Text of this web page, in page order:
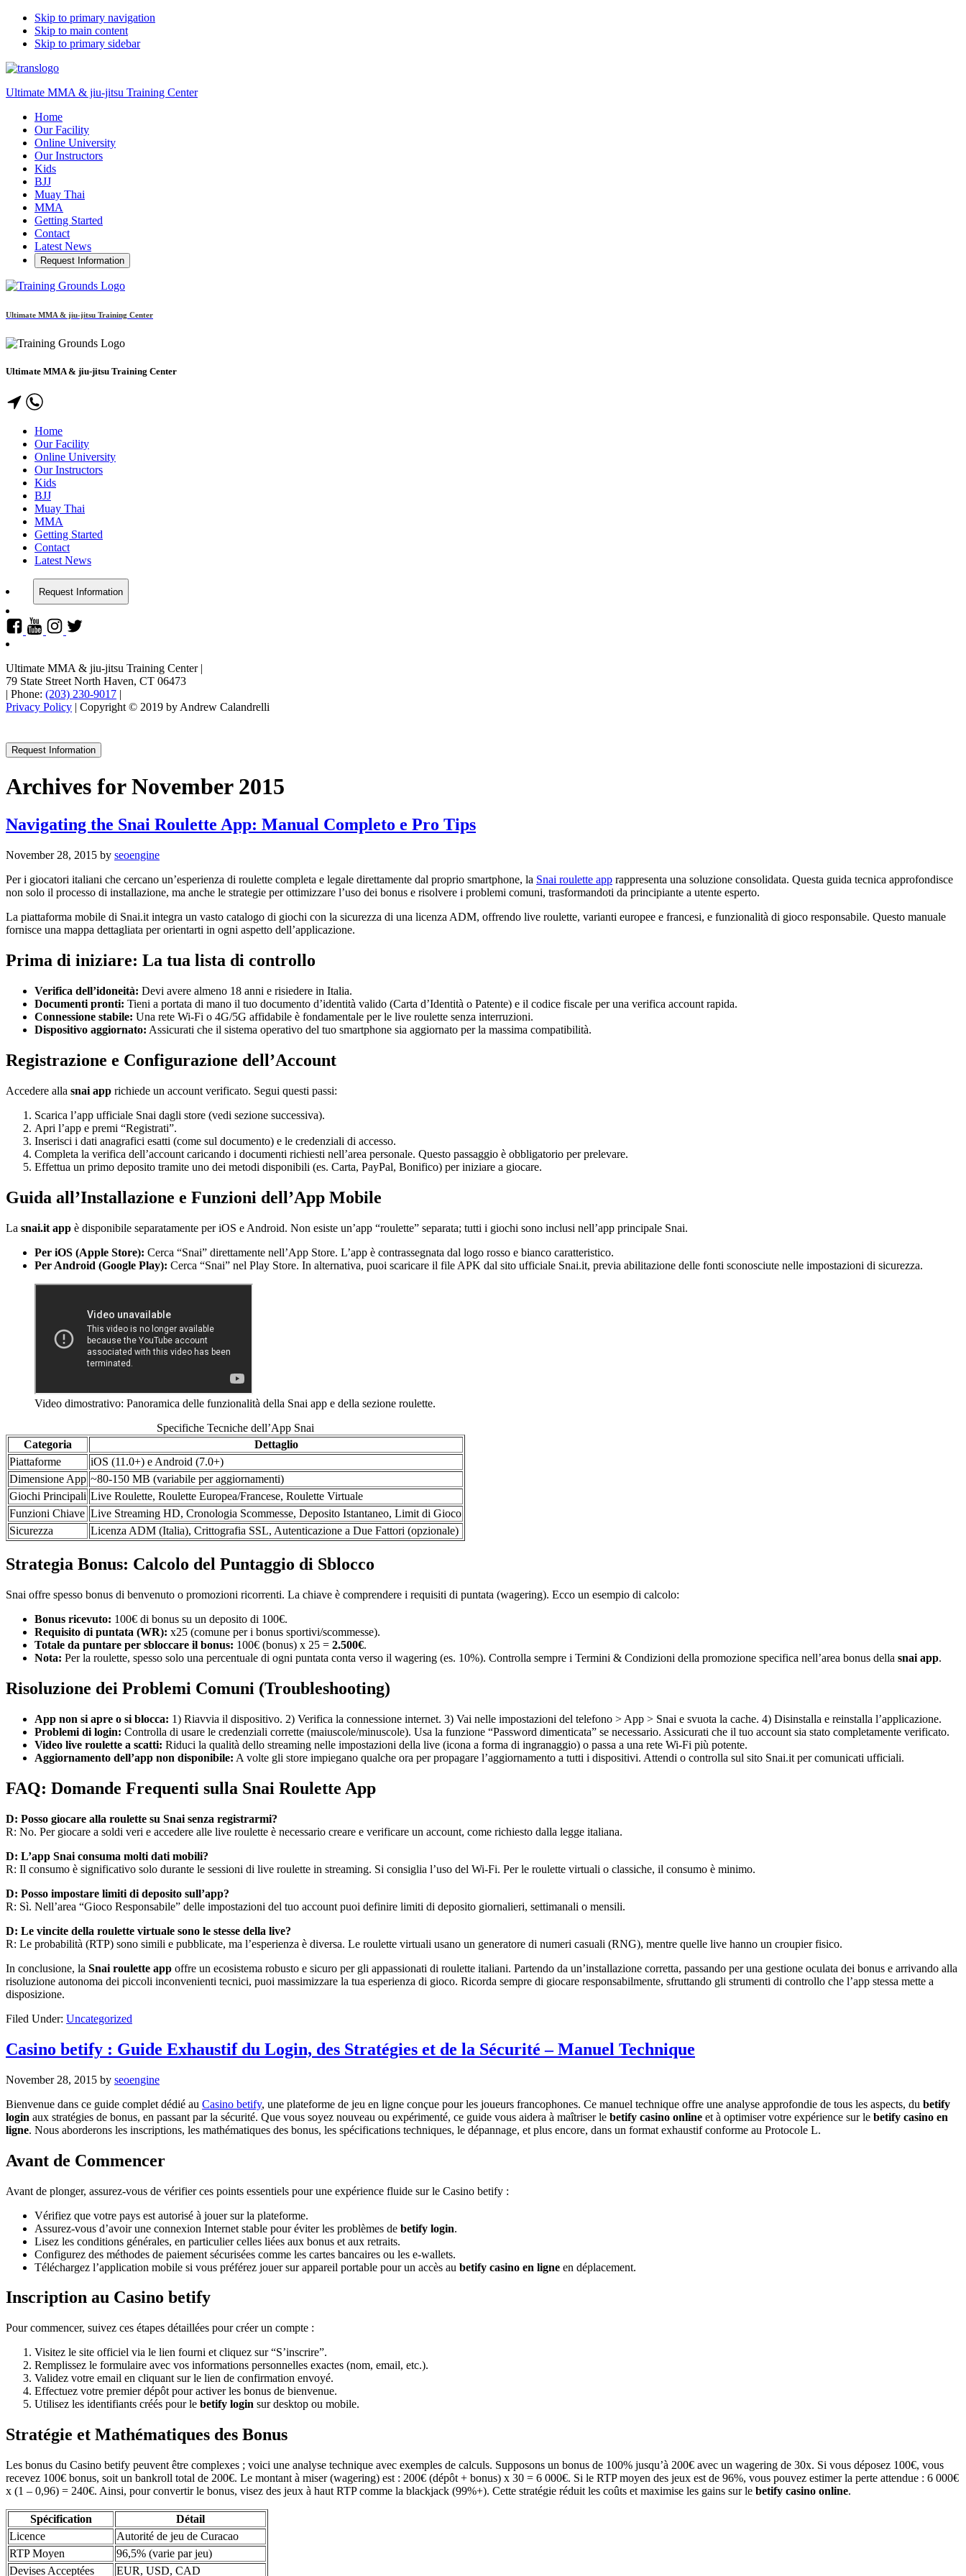
Skip to primary navigation
Skip to main content
Skip to primary sidebar
Ultimate MMA & jiu-jitsu Training Center
Home
Our Facility
Online University
Our Instructors
Kids
BJJ
Muay Thai
MMA
Getting Started
Contact
Latest News
Request Information
Ultimate MMA & jiu-jitsu Training Center
Ultimate MMA & jiu-jitsu Training Center
Home
Our Facility
Online University
Our Instructors
Kids
BJJ
Muay Thai
MMA
Getting Started
Contact
Latest News
Request Information
Ultimate MMA & jiu-jitsu Training Center|
79 State Street North Haven, CT 06473
| Phone: (203) 230-9017 |
Privacy Policy | Copyright © 2019 by Andrew Calandrelli
Request Information
Archives for November 2015
Navigating the Snai Roulette App: Manual Completo e Pro Tips
November 28, 2015 by seoengine
Per i giocatori italiani che cercano un’esperienza di roulette completa e legale direttamente dal proprio smartphone, la Snai roulette app rappresenta una soluzione consolidata. Questa guida tecnica approfondisce
non solo il processo di installazione, ma anche le strategie per ottimizzare l’uso dei bonus e risolvere i problemi comuni, trasformandoti da principiante a utente esperto.
La piattaforma mobile di Snai.it integra un vasto catalogo di giochi con la sicurezza di una licenza ADM, offrendo live roulette, varianti europee e francesi, e funzionalità di gioco responsabile. Questo manuale
fornisce una mappa dettagliata per orientarti in ogni aspetto dell’applicazione.
Prima di iniziare: La tua lista di controllo
Verifica dell’idoneità: Devi avere almeno 18 anni e risiedere in Italia.
Documenti pronti: Tieni a portata di mano il tuo documento d’identità valido (Carta d’Identità o Patente) e il codice fiscale per una verifica account rapida.
Connessione stabile: Una rete Wi-Fi o 4G/5G affidabile è fondamentale per le live roulette senza interruzioni.
Dispositivo aggiornato: Assicurati che il sistema operativo del tuo smartphone sia aggiornato per la massima compatibilità.
Registrazione e Configurazione dell’Account
Accedere alla snai app richiede un account verificato. Segui questi passi:
Scarica l’app ufficiale Snai dagli store (vedi sezione successiva).
Apri l’app e premi “Registrati”.
Inserisci i dati anagrafici esatti (come sul documento) e le credenziali di accesso.
Completa la verifica dell’account caricando i documenti richiesti nell’area personale. Questo passaggio è obbligatorio per prelevare.
Effettua un primo deposito tramite uno dei metodi disponibili (es. Carta, PayPal, Bonifico) per iniziare a giocare.
Guida all’Installazione e Funzioni dell’App Mobile
La snai.it app è disponibile separatamente per iOS e Android. Non esiste un’app “roulette” separata; tutti i giochi sono inclusi nell’app principale Snai.
Per iOS (Apple Store): Cerca “Snai” direttamente nell’App Store. L’app è contrassegnata dal logo rosso e bianco caratteristico.
Per Android (Google Play): Cerca “Snai” nel Play Store. In alternativa, puoi scaricare il file APK dal sito ufficiale Snai.it, previa abilitazione delle fonti sconosciute nelle impostazioni di sicurezza.
Video dimostrativo: Panoramica delle funzionalità della Snai app e della sezione roulette.
Specifiche Tecniche dell’App Snai
Categoria
Dettaglio
Piattaforme
iOS (11.0+) e Android (7.0+)
Dimensione App ~80-150 MB (variabile per aggiornamenti)
Giochi Principali Live Roulette, Roulette Europea/Francese, Roulette Virtuale
Funzioni Chiave Live Streaming HD, Cronologia Scommesse, Deposito Istantaneo, Limit di Gioco
Sicurezza
Licenza ADM (Italia), Crittografia SSL, Autenticazione a Due Fattori (opzionale)
Strategia Bonus: Calcolo del Puntaggio di Sblocco
Snai offre spesso bonus di benvenuto o promozioni ricorrenti. La chiave è comprendere i requisiti di puntata (wagering). Ecco un esempio di calcolo:
Bonus ricevuto: 100€ di bonus su un deposito di 100€.
Requisito di puntata (WR): x25 (comune per i bonus sportivi/scommesse).
Totale da puntare per sbloccare il bonus: 100€ (bonus) x 25 = 2.500€.
Nota: Per la roulette, spesso solo una percentuale di ogni puntata conta verso il wagering (es. 10%). Controlla sempre i Termini & Condizioni della promozione specifica nell’area bonus della snai app.
Risoluzione dei Problemi Comuni (Troubleshooting)
App non si apre o si blocca: 1) Riavvia il dispositivo. 2) Verifica la connessione internet. 3) Vai nelle impostazioni del telefono > App > Snai e svuota la cache. 4) Disinstalla e reinstalla l’applicazione.
Problemi di login: Controlla di usare le credenziali corrette (maiuscole/minuscole). Usa la funzione “Password dimenticata” se necessario. Assicurati che il tuo account sia stato completamente verificato.
Video live roulette a scatti: Riduci la qualità dello streaming nelle impostazioni della live (icona a forma di ingranaggio) o passa a una rete Wi-Fi più potente.
Aggiornamento dell’app non disponibile: A volte gli store impiegano qualche ora per propagare l’aggiornamento a tutti i dispositivi. Attendi o controlla sul sito Snai.it per comunicati ufficiali.
FAQ: Domande Frequenti sulla Snai Roulette App
D: Posso giocare alla roulette su Snai senza registrarmi?
R: No. Per giocare a soldi veri e accedere alle live roulette è necessario creare e verificare un account, come richiesto dalla legge italiana.
D: L’app Snai consuma molti dati mobili?
R: Il consumo è significativo solo durante le sessioni di live roulette in streaming. Si consiglia l’uso del Wi-Fi. Per le roulette virtuali o classiche, il consumo è minimo.
D: Posso impostare limiti di deposito sull’app?
R: Sì. Nell’area “Gioco Responsabile” delle impostazioni del tuo account puoi definire limiti di deposito giornalieri, settimanali o mensili.
D: Le vincite della roulette virtuale sono le stesse della live?
R: Le probabilità (RTP) sono simili e pubblicate, ma l’esperienza è diversa. Le roulette virtuali usano un generatore di numeri casuali (RNG), mentre quelle live hanno un croupier fisico.
In conclusione, la Snai roulette app offre un ecosistema robusto e sicuro per gli appassionati di roulette italiani. Partendo da un’installazione corretta, passando per una gestione oculata dei bonus e arrivando alla
risoluzione autonoma dei piccoli inconvenienti tecnici, puoi massimizzare la tua esperienza di gioco. Ricorda sempre di giocare responsabilmente, sfruttando gli strumenti di controllo che l’app stessa mette a
disposizione.
Filed Under: Uncategorized
Casino betify : Guide Exhaustif du Login, des Stratégies et de la Sécurité – Manuel Technique
November 28, 2015 by seoengine
Bienvenue dans ce guide complet dédié au Casino betify, une plateforme de jeu en ligne conçue pour les joueurs francophones. Ce manuel technique offre une analyse approfondie de tous les aspects, du betify
login aux stratégies de bonus, en passant par la sécurité. Que vous soyez nouveau ou expérimenté, ce guide vous aidera à maîtriser le betify casino online et à optimiser votre expérience sur le betify casino en
ligne. Nous aborderons les inscriptions, les mathématiques des bonus, les spécifications techniques, le dépannage, et plus encore, dans un format exhaustif conforme au Protocole L.
Avant de Commencer
Avant de plonger, assurez-vous de vérifier ces points essentiels pour une expérience fluide sur le Casino betify :
Vérifiez que votre pays est autorisé à jouer sur la plateforme.
Assurez-vous d’avoir une connexion Internet stable pour éviter les problèmes de betify login.
Lisez les conditions générales, en particulier celles liées aux bonus et aux retraits.
Configurez des méthodes de paiement sécurisées comme les cartes bancaires ou les e-wallets.
Téléchargez l’application mobile si vous préférez jouer sur appareil portable pour un accès au betify casino en ligne en déplacement.
Inscription au Casino betify
Pour commencer, suivez ces étapes détaillées pour créer un compte :
Visitez le site officiel via le lien fourni et cliquez sur “S’inscrire”.
Remplissez le formulaire avec vos informations personnelles exactes (nom, email, etc.).
Validez votre email en cliquant sur le lien de confirmation envoyé.
Effectuez votre premier dépôt pour activer les bonus de bienvenue.
Utilisez les identifiants créés pour le betify login sur desktop ou mobile.
Stratégie et Mathématiques des Bonus
Les bonus du Casino betify peuvent être complexes ; voici une analyse technique avec exemples de calculs. Supposons un bonus de 100% jusqu’à 200€ avec un wagering de 30x. Si vous déposez 100€, vous
recevez 100€ bonus, soit un bankroll total de 200€. Le montant à miser (wagering) est : 200€ (dépôt + bonus) x 30 = 6 000€. Si le RTP moyen des jeux est de 96%, vous pouvez estimer la perte attendue : 6 000€
x (1 – 0,96) = 240€. Ainsi, pour convertir le bonus, visez des jeux à haut RTP comme la blackjack (99%+). Cette stratégie réduit les coûts et maximise les gains sur le betify casino online.
Spécification
Détail
Licence
Autorité de jeu de Curacao
RTP Moyen
96,5% (varie par jeu)
Devises Acceptées
EUR, USD, CAD